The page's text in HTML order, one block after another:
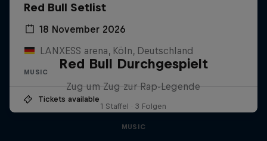
Red Bull Setlist
18 November 2026
LANXESS arena, Köln, Deutschland
MUSIC
Tickets available
Red Bull Durchgespielt
Zug um Zug zur Rap-Legende
1 Staffel · 3 Folgen
MUSIC